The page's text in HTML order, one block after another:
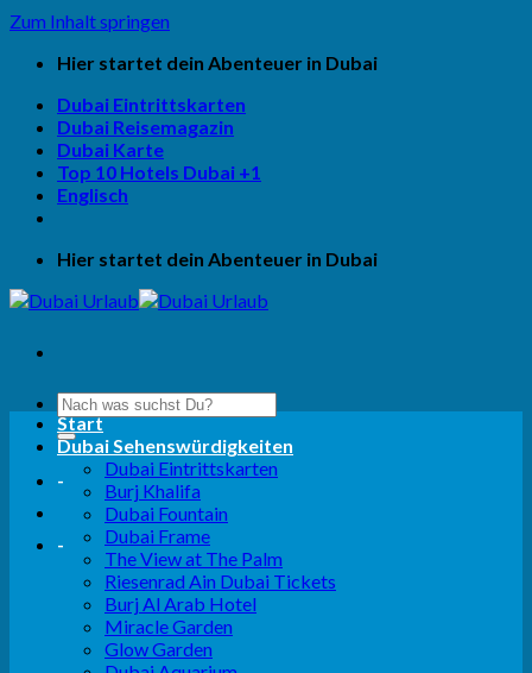
Zum Inhalt springen
Hier startet dein Abenteuer in Dubai
Dubai Eintrittskarten
Dubai Reisemagazin
Dubai Karte
Top 10 Hotels Dubai +1
Englisch
Hier startet dein Abenteuer in Dubai
-
-
Start
Dubai Sehenswürdigkeiten
Dubai Eintrittskarten
Burj Khalifa
Dubai Fountain
Dubai Frame
The View at The Palm
Riesenrad Ain Dubai Tickets
Burj Al Arab Hotel
Miracle Garden
Glow Garden